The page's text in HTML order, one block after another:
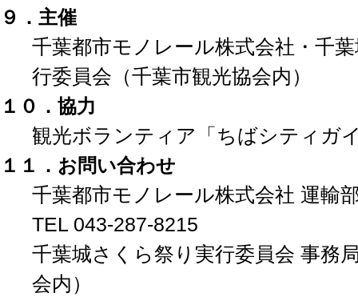
９．主催
千葉都市モノレール株式会社・千
行委員会（千葉市観光協会内）
１０．協力
観光ボランティア「ちばシティガ
１１．お問い合わせ
千葉都市モノレール株式会社 運輸
TEL 043-287-8215
千葉城さくら祭り実行委員会 事務
会内）